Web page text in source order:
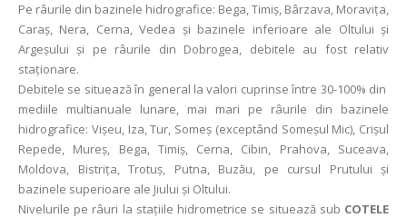
Pe râurile din bazinele hidrografice: Bega, Timiş, Bârzava, Moraviţa,
Caraş, Nera, Cerna, Vedea şi bazinele inferioare ale Oltului şi
Argeşului şi pe râurile din Dobrogea, debitele au fost relativ
staţionare.
Debitele se situează în general la valori cuprinse între 30-100% din
mediile multianuale lunare, mai mari pe râurile din bazinele
hidrografice: Vişeu, Iza, Tur, Someș (exceptând Someșul Mic), Crişul
Repede, Mureş, Bega, Timiş, Cerna, Cibin, Prahova, Suceava,
Moldova, Bistriţa, Trotuş, Putna, Buzău, pe cursul Prutului şi
bazinele superioare ale Jiului şi Oltului.
Nivelurile pe râuri la stațiile hidrometrice se situează sub COTELE